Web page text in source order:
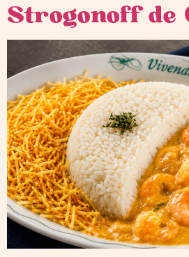
Strogonoff de